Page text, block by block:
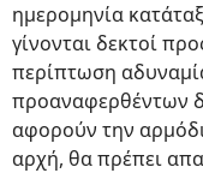
ημερομηνία
γίνονται δεκτοί
περίπτωση
προαναφερθέντων
αφορούν την
αρχή, θα πρέπει